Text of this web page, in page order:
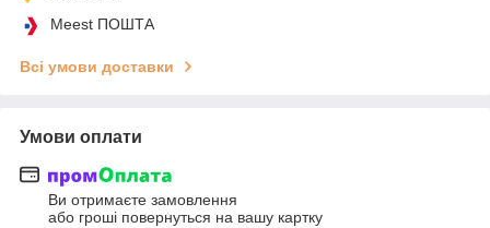
Meest ПОШТА
Всі умови доставки
Умови оплати
Ви отримаєте замовлення
або гроші повернуться на вашу картку